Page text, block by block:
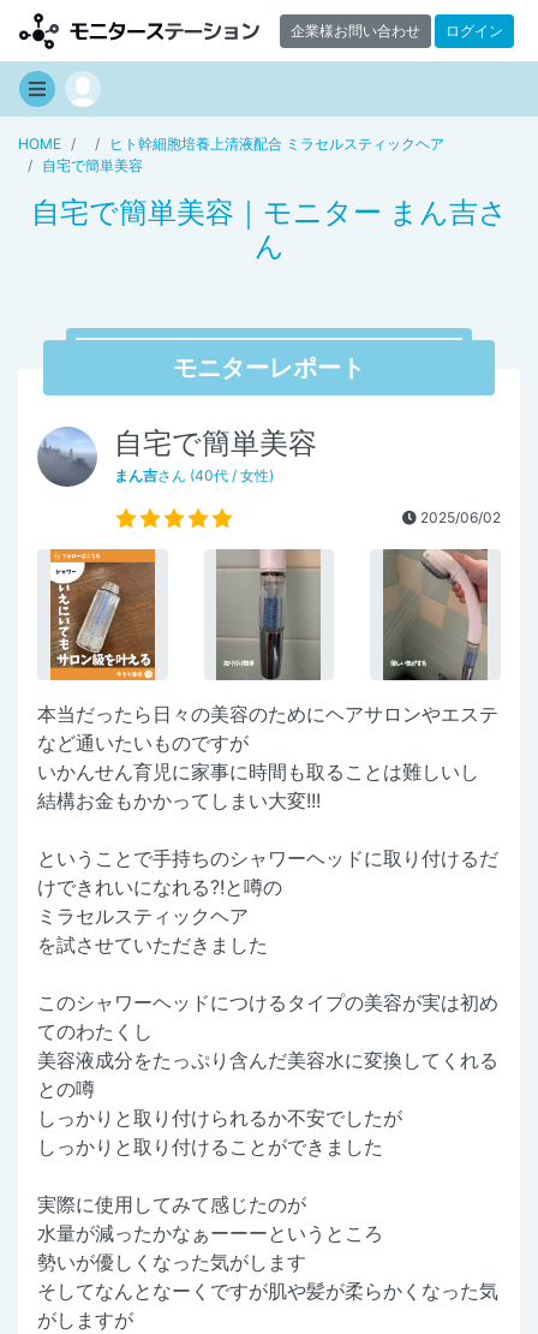
企業様お問い合わせ ログイン
HOME
ヒト幹細胞培養上清液配合 ミラセルスティックヘア
自宅で簡単美容
自宅で簡単美容｜モニター まん吉さ
ん
モニターレポート
自宅で簡単美容
まん吉さん (40代 / 女性)
2025/06/02
本当だったら日々の美容のためにヘアサロンやエステ
など通いたいものですが
いかんせん育児に家事に時間も取ることは難しいし
結構お金もかかってしまい大変!!!
ということで手持ちのシャワーヘッドに取り付けるだ
けできれいになれる?!と噂の
ミラセルスティックヘア
を試させていただきました
このシャワーヘッドにつけるタイプの美容が実は初め
てのわたくし
美容液成分をたっぷり含んだ美容水に変換してくれる
との噂
しっかりと取り付けられるか不安でしたが
しっかりと取り付けることができました
実際に使用してみて感じたのが
水量が減ったかなぁーーーというところ
勢いが優しくなった気がします
そしてなんとなーくですが肌や髪が柔らかくなった気
がしますが